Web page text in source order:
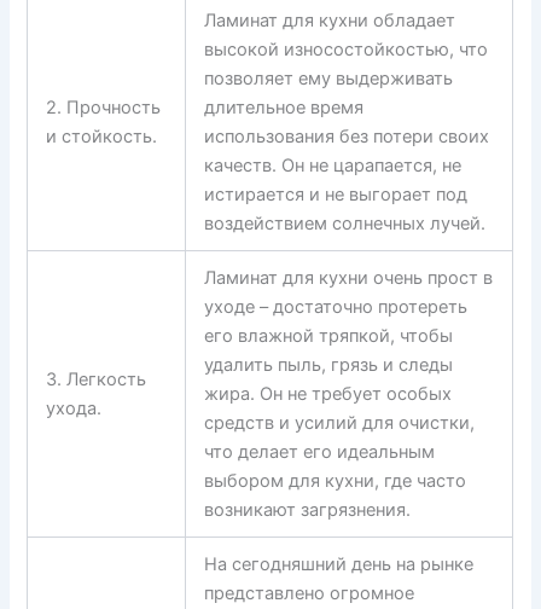
2. Прочность
и стойкость.
Ламинат для кухни обладает
высокой износостойкостью, что
позволяет ему выдерживать
длительное время
использования без потери своих
качеств. Он не царапается, не
истирается и не выгорает под
воздействием солнечных лучей.
3. Легкость
ухода.
Ламинат для кухни очень прост в
уходе – достаточно протереть
его влажной тряпкой, чтобы
удалить пыль, грязь и следы
жира. Он не требует особых
средств и усилий для очистки,
что делает его идеальным
выбором для кухни, где часто
возникают загрязнения.
На сегодняшний день на рынке
представлено огромное